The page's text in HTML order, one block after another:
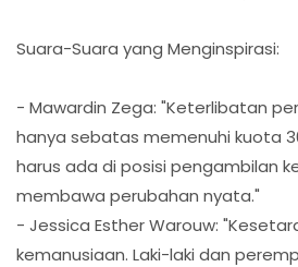
Suara-Suara yang Menginspirasi:
- Mawardin Zega: "Keterlibatan
hanya sebatas memenuhi kuota
harus ada di posisi pengambilan
membawa perubahan nyata."
- Jessica Esther Warouw:
kemanusiaan. Laki-laki dan